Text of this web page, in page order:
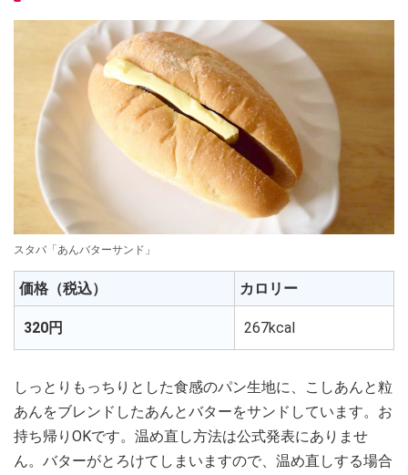
スタバ「あんバターサンド」
価格（税込） カロリー
320円 267kcal
しっとりもっちりとした食感のパン生地に、こしあんと粒
あんをブレンドしたあんとバターをサンドしています。お
持ち帰りOKです。温め直し方法は公式発表にありませ
ん。バターがとろけてしまいますので、温め直しする場合